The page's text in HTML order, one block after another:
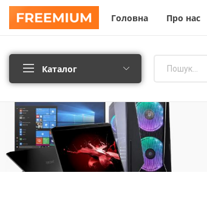
Головна Про нас
Каталог